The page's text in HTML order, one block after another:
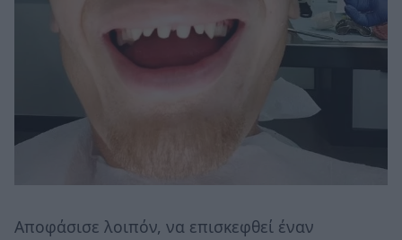
Αποφάσισε λοιπόν, να επισκεφθεί έναν